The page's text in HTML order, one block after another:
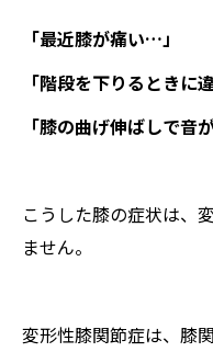
「最近膝が痛い…」
「階段を下りるときに
「膝の曲げ伸ばしで音
こうした膝の症状は、
ません。
変形性膝関節症は、膝